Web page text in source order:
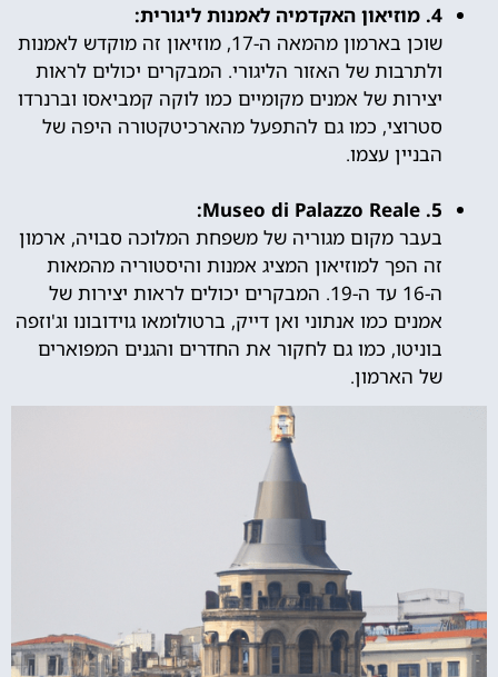
4. מוזיאון האקדמיה לאמנות ליגורית:
שוכן בארמון מהמאה ה-17, מוזיאון זה מוקדש לאמנות
ולתרבות של האזור הליגורי. המבקרים יכולים לראות
יצירות של אמנים מקומיים כמו לוקה קמביאסו וברנרדו
סטרוצי, כמו גם להתפעל מהארכיטקטורה היפה של
הבניין עצמו.
5. Museo di Palazzo Reale:
בעבר מקום מגוריה של משפחת המלוכה סבויה, ארמון
זה הפך למוזיאון המציג אמנות והיסטוריה מהמאות
ה-16 עד ה-19. המבקרים יכולים לראות יצירות של
אמנים כמו אנתוני ואן דייק, ברטולומאו גוידובונו וג'וזפה
בוניטו, כמו גם לחקור את החדרים והגנים המפוארים
של הארמון.